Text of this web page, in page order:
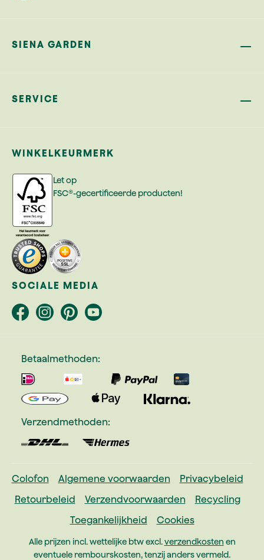
SIENA GARDEN
SERVICE
WINKELKEURMERK
Let op
FSC®-gecertificeerde producten!
SOCIALE MEDIA
Betaalmethoden:
Verzendmethoden:
Colofon Algemene voorwaarden
Privacybeleid
Retourbeleid
Verzendvoorwaarden
Recycling
Toegankelijkheid
Cookies
Alle prijzen incl. wettelijke btw excl.verzendkosten en
eventuele rembourskosten, tenzij anders vermeld.